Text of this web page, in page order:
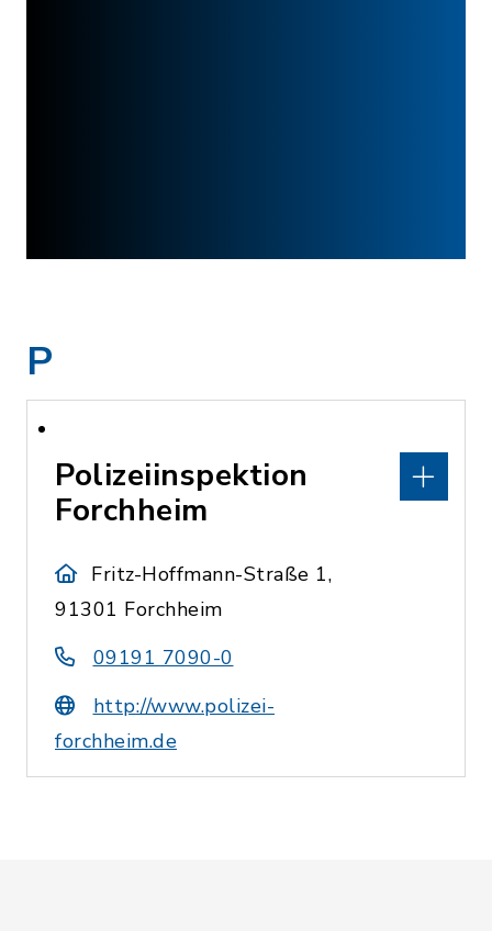
P
Polizeiinspektion
Forchheim
Fritz-Hoffmann-Straße 1,
91301 Forchheim
09191 7090-0
http://www.polizei-
forchheim.de